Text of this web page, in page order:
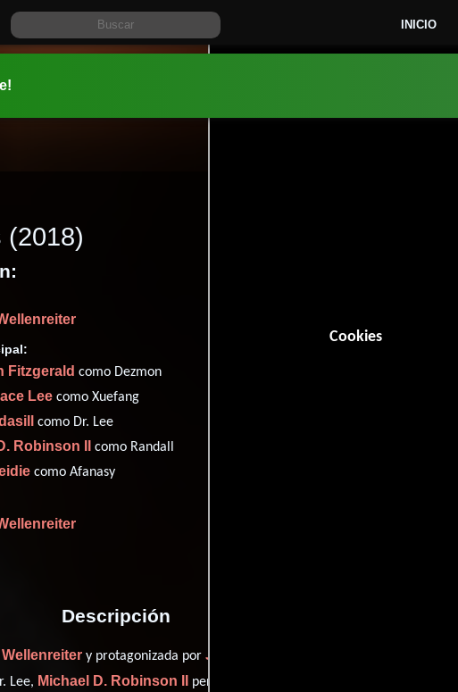
INICIO
Cookies
(2018)
Fitzgerald como Dezmon
Lee como Xuefang
como Dr. Lee
Robinson II como Randall
como Afanasy
1h 30m (90 minutos).
Descripción
Wellenreiter y protagonizada porJonathan Fitzgerald quien interpreta a
Lee, Michael D. Robinson II personificando a Randall y